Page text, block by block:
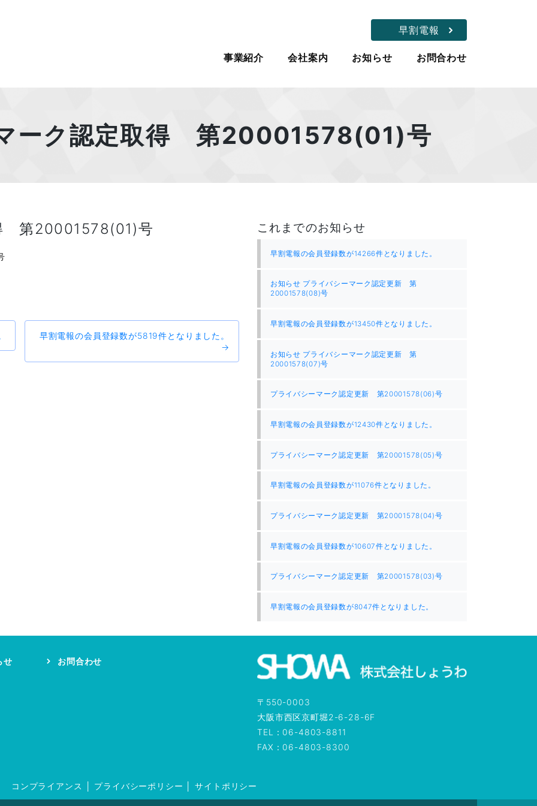
早割電報
事業紹介 会社案内 お知らせ お問合わせ
ーク認定取得 第20001578(01)号
第20001578(01)号
早割電報の会員登録数が5819件となりました。
これまでのお知らせ
早割電報の会員登録数が14266件となりました。
お知らせ プライバシーマーク認定更新 第
20001578(08)号
早割電報の会員登録数が13450件となりました。
お知らせ プライバシーマーク認定更新 第
20001578(07)号
プライバシーマーク認定更新 第20001578(06)号
早割電報の会員登録数が12430件となりました。
プライバシーマーク認定更新 第20001578(05)号
早割電報の会員登録数が11076件となりました。
プライバシーマーク認定更新 第20001578(04)号
早割電報の会員登録数が10607件となりました。
プライバシーマーク認定更新 第20001578(03)号
早割電報の会員登録数が8047件となりました。
せ お問合わせ
〒550-0003
大阪市西区京町堀2-6-28-6F
TEL：06-4803-8811
FAX：06-4803-8300
コンプライアンス プライバシーポリシー │サイトポリシー